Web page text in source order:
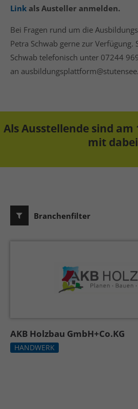
Link als Austeller anmelden.
Bei Fragen rund um die
Petra Schwab gerne zur Verfügung.
Schwab telefonisch unter 07244
an
Als Ausstellende sind am
mit
Branchenfilter
AKB Holzbau GmbH+Co.KG
HANDWERK